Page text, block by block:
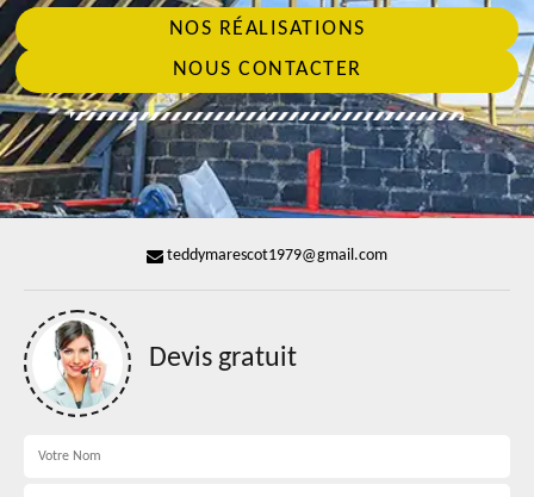
NOS RÉALISATIONS
NOUS CONTACTER
teddymarescot1979@gmail.com
Devis gratuit